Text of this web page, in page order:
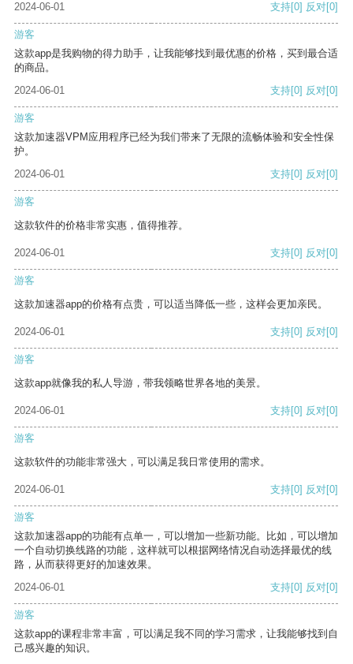
2024-06-01 支持[0] 反对[0]
游客
这款app是我购物的得力助手，让我能够找到最优惠的价格，买到最合适
的商品。
2024-06-01
支持[0] 反对[0]
游客
这款加速器VPM应用程序已经为我们带来了无限的流畅体验和安全性保
护。
2024-06-01
支持[0] 反对[0]
游客
这款软件的价格非常实惠，值得推荐。
2024-06-01 支持[0] 反对[0]
游客
这款加速器app的价格有点贵，可以适当降低一些，这样会更加亲民。
2024-06-01 支持[0] 反对[0]
游客
这款app就像我的私人导游，带我领略世界各地的美景。
2024-06-01 支持[0] 反对[0]
游客
这款软件的功能非常强大，可以满足我日常使用的需求。
2024-06-01 支持[0] 反对[0]
游客
这款加速器app的功能有点单一，可以增加一些新功能。比如，可以增加
一个自动切换线路的功能，这样就可以根据网络情况自动选择最优的线
路，从而获得更好的加速效果。
2024-06-01
支持[0] 反对[0]
游客
这款app的课程非常丰富，可以满足我不同的学习需求，让我能够找到自
己感兴趣的知识。